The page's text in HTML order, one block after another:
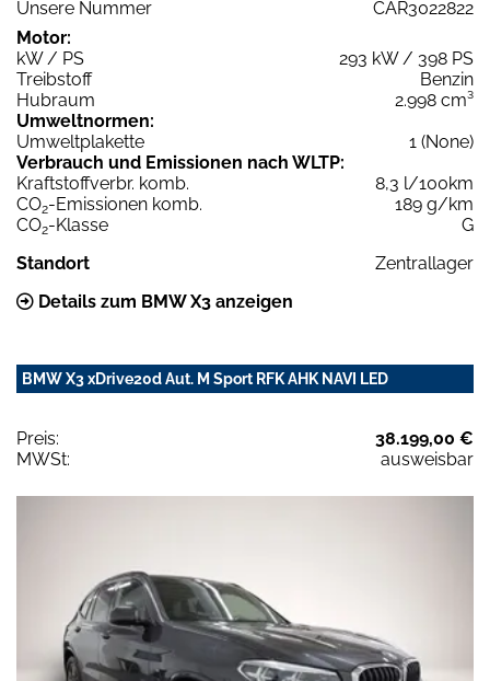
Unsere Nummer
CAR3022822
Motor:
kW / PS
293 kW / 398 PS
Treibstoff
Benzin
Hubraum
2.998 cm³
Umweltnormen:
Umweltplakette
1 (None)
Verbrauch und Emissionen nach WLTP:
Kraftstoffverbr. komb.
8,3 l/100km
CO2-Emissionen komb.
189 g/km
CO2-Klasse
G
Standort
Zentrallager
Details zum BMW X3 anzeigen
BMW X3 xDrive20d Aut. M Sport RFK AHK NAVI LED
Preis:
38.199,00 €
MWSt:
ausweisbar